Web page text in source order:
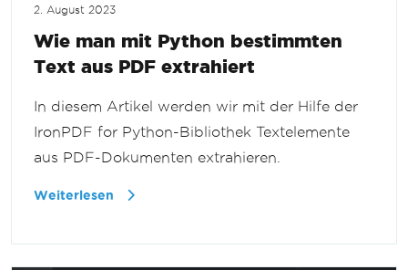
2. August 2023
Wie man mit Python bestimmten
Text aus PDF extrahiert
In diesem Artikel werden wir mit der Hilfe der
IronPDF for Python-Bibliothek Textelemente
aus PDF-Dokumenten extrahieren.
Weiterlesen